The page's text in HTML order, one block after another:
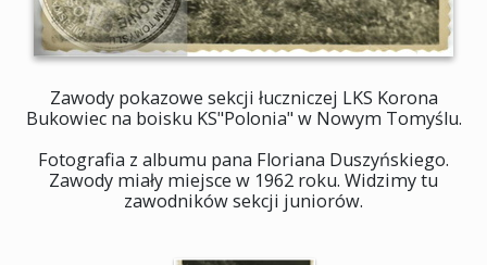
Zawody pokazowe sekcji łuczniczej LKS Korona
Bukowiec na boisku KS"Polonia" w Nowym Tomyślu.
Fotografia z albumu pana Floriana Duszyńskiego.
Zawody miały miejsce w 1962 roku. Widzimy tu
zawodników sekcji juniorów.